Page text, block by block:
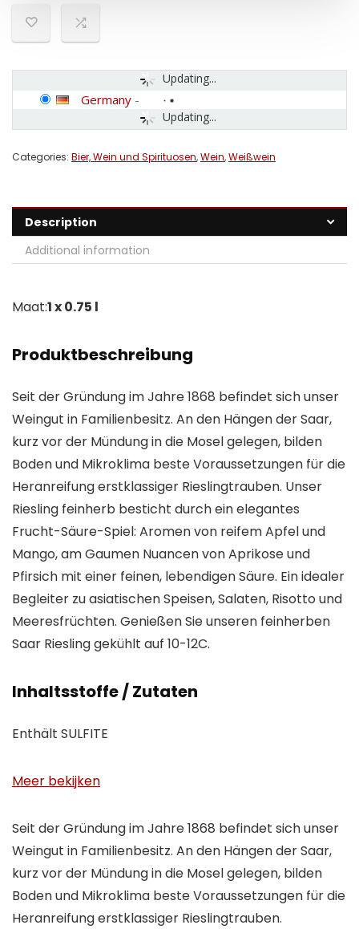
Updating...
Updating...
Germany -
Categories: Bier, Wein und Spirituosen,Wein,Weißwein
Description
Additional information
Maat:1 x 0.75 l
Produktbeschreibung
Seit der Gründung im Jahre 1868 befindet sich unser
Weingut in Familienbesitz. An den Hängen der Saar,
kurz vor der Mündung in die Mosel gelegen, bilden
Boden und Mikroklima beste Voraussetzungen für die
Heranreifung erstklassiger Rieslingtrauben. Unser
Riesling feinherb besticht durch ein elegantes
Frucht-Säure-Spiel: Aromen von reifem Apfel und
Mango, am Gaumen Nuancen von Aprikose und
Pfirsich mit einer feinen, lebendigen Säure. Ein idealer
Begleiter zu asiatischen Speisen, Salaten, Risotto und
Meeresfrüchten. Genießen Sie unseren feinherben
Saar Riesling gekühlt auf 10-12C.
Inhaltsstoffe / Zutaten
Enthält SULFITE
Meer bekijken
Seit der Gründung im Jahre 1868 befindet sich unser
Weingut in Familienbesitz. An den Hängen der Saar,
kurz vor der Mündung in die Mosel gelegen, bilden
Boden und Mikroklima beste Voraussetzungen für die
Heranreifung erstklassiger Rieslingtrauben.